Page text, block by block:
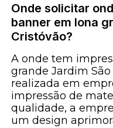
Onde solicitar
banner em lona
Cristóvão?
A onde tem
grande Jardim
realizada em
impressão de
qualidade, a
um design